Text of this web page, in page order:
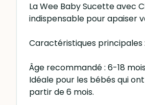
La Wee Baby Sucette avec
indispensable pour apaiser
Caractéristiques principales :
Âge recommandé : 6-18
Idéale pour les bébés qui
partir de 6 mois.